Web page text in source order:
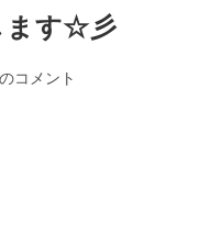
ます☆彡
コメント